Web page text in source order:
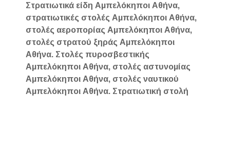
Στρατιωτικά είδη Αμπελόκηποι Αθήνα,
στρατιωτικές στολές Αμπελόκηποι Αθήνα,
στολές αεροπορίας Αμπελόκηποι Αθήνα,
στολές στρατού ξηράς Αμπελόκηποι
Αθήνα. Στολές πυροσβεστικής
Αμπελόκηποι Αθήνα, στολές αστυνομίας
Αμπελόκηποι Αθήνα, στολές ναυτικού
Αμπελόκηποι Αθήνα. Στρατιωτική στολή